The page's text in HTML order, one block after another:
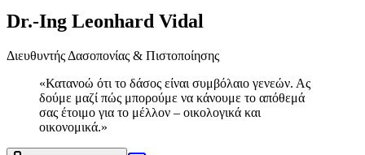
Dr.-Ing Leonhard Vidal
Διευθυντής Δασοπονίας & Πιστοποίησης
«Κατανοώ ότι το δάσος είναι συμβόλαιο γενεών. Ας
δούμε μαζί πώς μπορούμε να κάνουμε το απόθεμά
σας έτοιμο για το μέλλον – οικολογικά και
οικονομικά.»